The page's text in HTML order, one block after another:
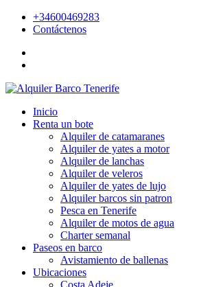
+34600469283
Contáctenos
Inicio
Renta un bote
Alquiler de catamaranes
Alquiler de yates a motor
Alquiler de lanchas
Alquiler de veleros
Alquiler de yates de lujo
Alquiler barcos sin patron
Pesca en Tenerife
Alquiler de motos de agua
Charter semanal
Paseos en barco
Avistamiento de ballenas
Ubicaciones
Costa Adeje